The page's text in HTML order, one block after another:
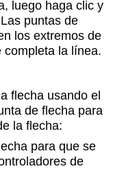
luego haga clic y
puntas de
los extremos de
completa la línea.
flecha usando el
de flecha para
la flecha:
para que se
de